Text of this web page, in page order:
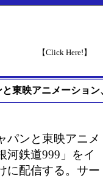
【Click Here!】
東映アニメーショ
ンと東映アニメ
河鉄道999」をイ
に配信する。サー